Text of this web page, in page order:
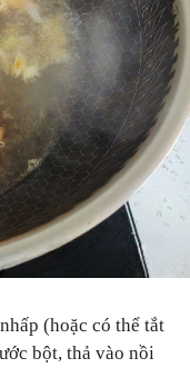
(hoặc có thể tắt
bột, thả vào nồi